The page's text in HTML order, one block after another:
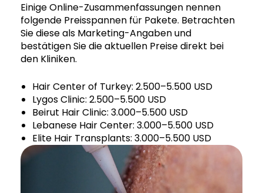
Einige Online-Zusammenfassungen nennen
folgende Preisspannen für Pakete. Betrachten
Sie diese als Marketing-Angaben und
bestätigen Sie die aktuellen Preise direkt bei
den Kliniken.
Hair Center of Turkey: 2.500–5.500 USD
Lygos Clinic: 2.500–5.500 USD
Beirut Hair Clinic: 3.000–5.500 USD
Lebanese Hair Center: 3.000–5.500 USD
Elite Hair Transplants: 3.000–5.500 USD